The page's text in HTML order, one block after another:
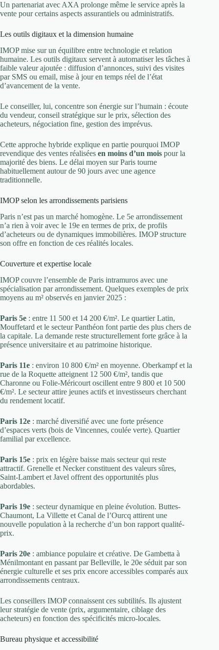
Un partenariat avec AXA prolonge même le service après la
vente pour certains aspects assurantiels ou administratifs.
Les outils digitaux et la dimension humaine
IMOP mise sur un équilibre entre technologie et relation
humaine. Les outils digitaux servent à automatiser les tâches à
faible valeur ajoutée : diffusion d’annonces, suivi des visites
par SMS ou email, mise à jour en temps réel de l’état
d’avancement de la vente.
Le conseiller, lui, concentre son énergie sur l’humain : écoute
du vendeur, conseil stratégique sur le prix, sélection des
acheteurs, négociation fine, gestion des imprévus.
Cette approche hybride explique en partie pourquoi IMOP
revendique des ventes réalisées en moins d’un mois pour la
majorité des biens. Le délai moyen sur Paris tourne
habituellement autour de 90 jours avec une agence
traditionnelle.
IMOP selon les arrondissements parisiens
Paris n’est pas un marché homogène. Le 5e arrondissement
n’a rien à voir avec le 19e en termes de prix, de profils
d’acheteurs ou de dynamiques immobilières. IMOP structure
son offre en fonction de ces réalités locales.
Couverture et expertise locale
IMOP couvre l’ensemble de Paris intramuros avec une
spécialisation par arrondissement. Quelques exemples de prix
moyens au m² observés en janvier 2025 :
Paris 5e : entre 11 500 et 14 200 €/m². Le quartier Latin,
Mouffetard et le secteur Panthéon font partie des plus chers de
la capitale. La demande reste structurellement forte grâce à la
présence universitaire et au patrimoine historique.
Paris 11e : environ 10 800 €/m² en moyenne. Oberkampf et la
rue de la Roquette atteignent 12 500 €/m², tandis que
Charonne ou Folie-Méricourt oscillent entre 9 800 et 10 500
€/m². Le secteur attire jeunes actifs et investisseurs cherchant
du rendement locatif.
Paris 12e : marché diversifié avec une forte présence
d’espaces verts (bois de Vincennes, coulée verte). Quartier
familial par excellence.
Paris 15e : prix en légère baisse mais secteur qui reste
attractif. Grenelle et Necker constituent des valeurs sûres,
Saint-Lambert et Javel offrent des opportunités plus
abordables.
Paris 19e : secteur dynamique en pleine évolution. Buttes-
Chaumont, La Villette et Canal de l’Ourcq attirent une
nouvelle population à la recherche d’un bon rapport qualité-
prix.
Paris 20e : ambiance populaire et créative. De Gambetta à
Ménilmontant en passant par Belleville, le 20e séduit par son
énergie culturelle et ses prix encore accessibles comparés aux
arrondissements centraux.
Les conseillers IMOP connaissent ces subtilités. Ils ajustent
leur stratégie de vente (prix, argumentaire, ciblage des
acheteurs) en fonction des spécificités micro-locales.
Bureau physique et accessibilité